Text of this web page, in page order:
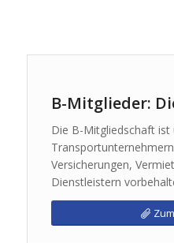
B-Mitglieder:
Die B-Mitgliedschaft ist
Versicherungen,
Dienstleistern